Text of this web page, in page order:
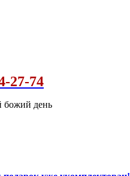
27-74
божий день